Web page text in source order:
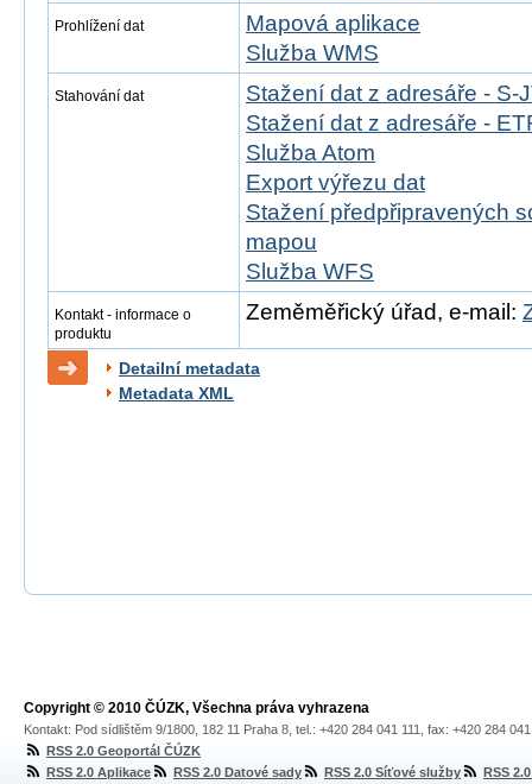
Prohlížení dat
Mapová aplikace
Služba WMS
Stahování dat
Stažení dat z adresáře - S-
Stažení dat z adresáře -
Služba Atom
Export výřezu dat
Stažení předpřipravených
mapou
Služba WFS
Kontakt - informace o
produktu
Zeměměřický úřad, e-mail:
Detailní metadata
Metadata XML
Copyright © 2010 ČÚZK, Všechna práva vyhrazena
Kontakt: Pod sídlištěm 9/1800, 182 11 Praha 8, tel.: +420 284 041 111, fax: +420 284
RSS 2.0 Geoportál ČÚZK
RSS 2.0 Aplikace
RSS 2.0 Datové sady RSS 2.0 Síťové služby RSS